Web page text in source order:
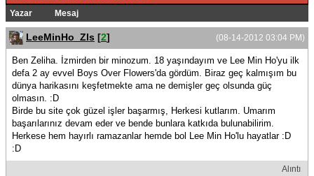
Yazar Mesaj
(08-14-2012 03:04 PM)
LeeMinHo_Zls [2]
Ben Zeliha. İzmirden bir minozum. 18 yaşındayım ve Lee Min Ho'yu ilk
defa 2 ay evvel Boys Over Flowers'da gördüm. Biraz geç kalmışım bu
dünya harikasını keşfetmekte ama ne demişler geç olsunda güç
olmasın. :D
Birde bu site çok güzel işler başarmış, Herkesi kutlarım. Umarım
başarılarınız devam eder ve bende bunlara katkıda bulunabilirim.
Herkese hem hayırlı ramazanlar hemde bol Lee Min Ho'lu hayatlar :D
:D
Alıntı